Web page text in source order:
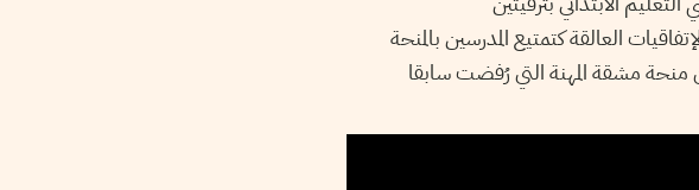
العالقة كتمتيع المدرسين بالمنحة
منحة مشقة المهنة التي رُفضت سابقا